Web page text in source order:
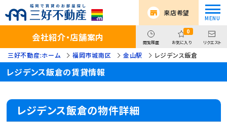
来店希望
会社紹介・店舗案内 閲覧履歴
0
お気に入り リクエスト
三好不動産:ホーム 福岡市城南区 金山駅 レジデンス飯倉
レジデンス飯倉の賃貸情報
レジデンス飯倉の物件詳細